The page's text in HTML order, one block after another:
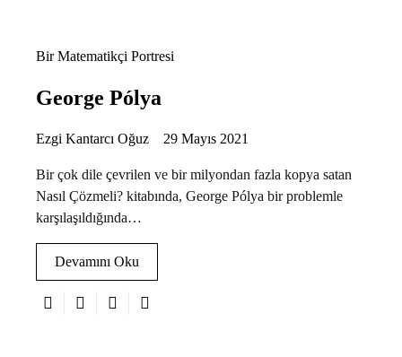
Bir Matematikçi Portresi
George Pólya
Ezgi Kantarcı Oğuz 29 Mayıs 2021
Bir çok dile çevrilen ve bir milyondan fazla kopya satan
Nasıl Çözmeli? kitabında, George Pólya bir problemle
karşılaşıldığında…
Devamını Oku